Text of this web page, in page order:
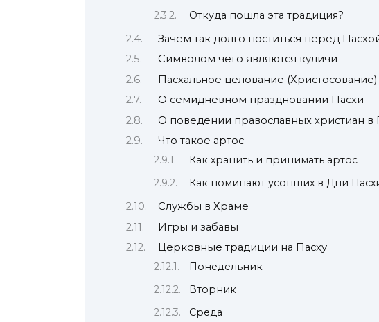
Откуда пошла эта традиция?
Зачем так долго поститься перед
Символом чего являются куличи
Пасхальное целование (Христосование)
О семидневном праздновании Пасхи
О поведении православных христиан в
Что такоe артос
Как хранить и принимать артос
Как поминают усопших в Дни
Службы в Храме
Игры и забавы
Церковные традиции на Пасху
Понедельник
Вторник
Среда